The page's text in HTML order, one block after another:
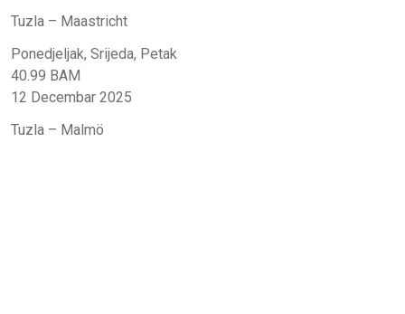
Tuzla – Maastricht
Ponedjeljak, Srijeda, Petak
40.99 BAM
12 Decembar 2025
Tuzla – Malmö